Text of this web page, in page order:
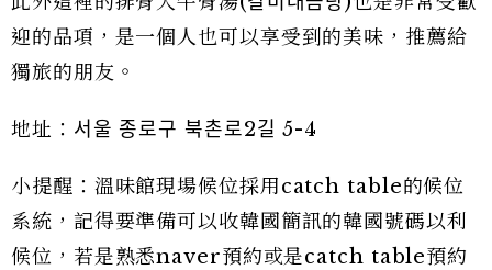
迎的品項，是一個人也可以享受到的美味，推薦給
獨旅的朋友。
地址：서울 종로구 북촌로2길 5-4
小提醒：溫味館現場候位採用catch table的候位
系統，記得要準備可以收韓國簡訊的韓國號碼以利
候位，若是熟悉naver預約或是catch table預約